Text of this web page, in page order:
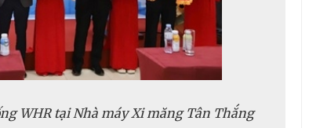
WHR tại Nhà máy Xi măng Tân Thắng